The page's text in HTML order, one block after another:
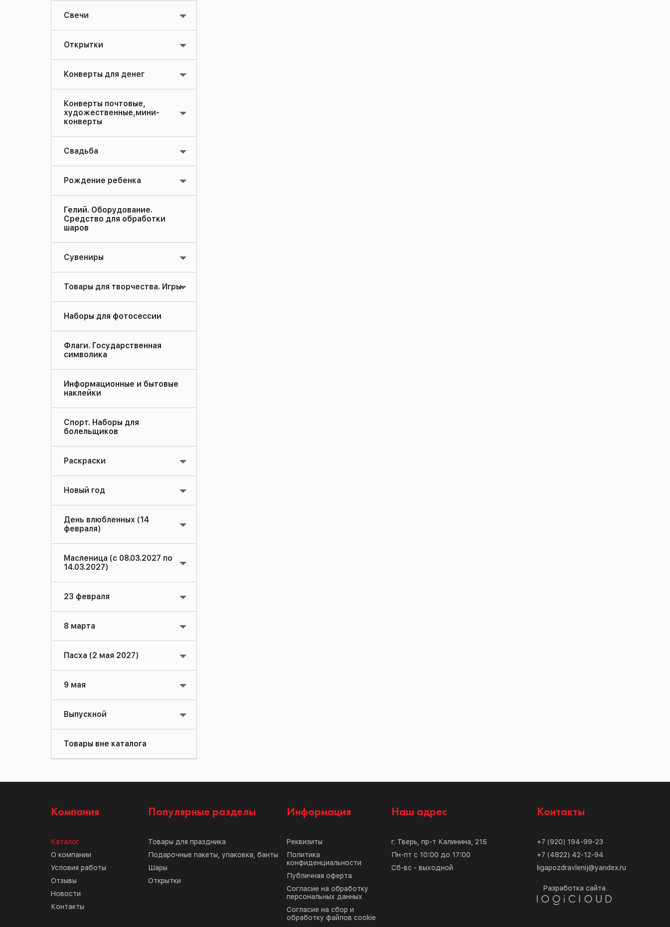
Свечи
Открытки
Конверты для денег
Конверты почтовые,
художественные,мини-
конверты
Свадьба
Рождение ребенка
Гелий. Оборудование.
Средство для обработки
шаров
Сувениры
Товары для творчества. Игры
Наборы для фотосессии
Флаги. Государственная
символика
Информационные и бытовые
наклейки
Спорт. Наборы для
болельщиков
Раскраски
Новый год
День влюбленных (14
февраля)
Масленица (с 08.03.2027 по
14.03.2027)
23 февраля
8 марта
Пасха (2 мая 2027)
9 мая
Выпускной
Товары вне каталога
Компания
Каталог
О компании
Условия работы
Отзывы
Новости
Контакты
Популярные разделы
Товары для праздника
Подарочные пакеты, упаковка, банты
Шары
Открытки
Информация
Реквизиты
Политика
конфиденциальности
Публичная оферта
Согласие на обработку
персональных данных
Согласие на сбор и
обработку файлов cookie
Наш адрес
г. Тверь, пр-т Калинина, 21Б
Пн-пт с 10:00 до 17:00
Сб-вс - выходной
Контакты
+7 (920) 194-99-23
+7 (4822) 42-12-94
ligapozdravlenij@yandex.ru
Разработка сайта